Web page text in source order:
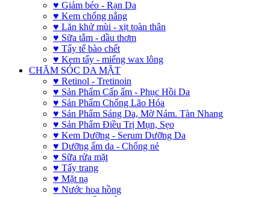
♥ Giảm béo - Rạn Da
♥ Kem chống nắng
♥ Lăn khử mùi - xịt toàn thân
♥ Sữa tắm - dầu thơm
♥ Tẩy tế bào chết
♥ Kem tẩy - miếng wax lông
CHĂM SÓC DA MẶT
♥ Retinol - Tretinoin
♥ Sản Phẩm Cấp ẩm - Phục Hồi Da
♥ Sản Phẩm Chống Lão Hóa
♥ Sản Phẩm Sáng Da, Mờ Nám. Tàn Nhang
♥ Sản Phẩm Điều Trị Mụn, Sẹo
♥ Kem Dưỡng - Serum Dưỡng Da
♥ Dưỡng ẩm da - Chống nẻ
♥ Sữa rửa mặt
♥ Tẩy trang
♥ Mặt nạ
♥ Nước hoa hồng